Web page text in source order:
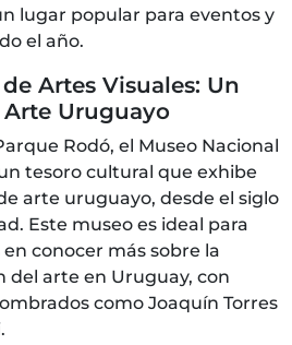
lugar popular para eventos y
el año.
Artes Visuales: Un
Uruguayo
Rodó, el Museo Nacional
tesoro cultural que exhibe
arte uruguayo, desde el siglo
Este museo es ideal para
conocer más sobre la
del arte en Uruguay, con
como Joaquín Torres